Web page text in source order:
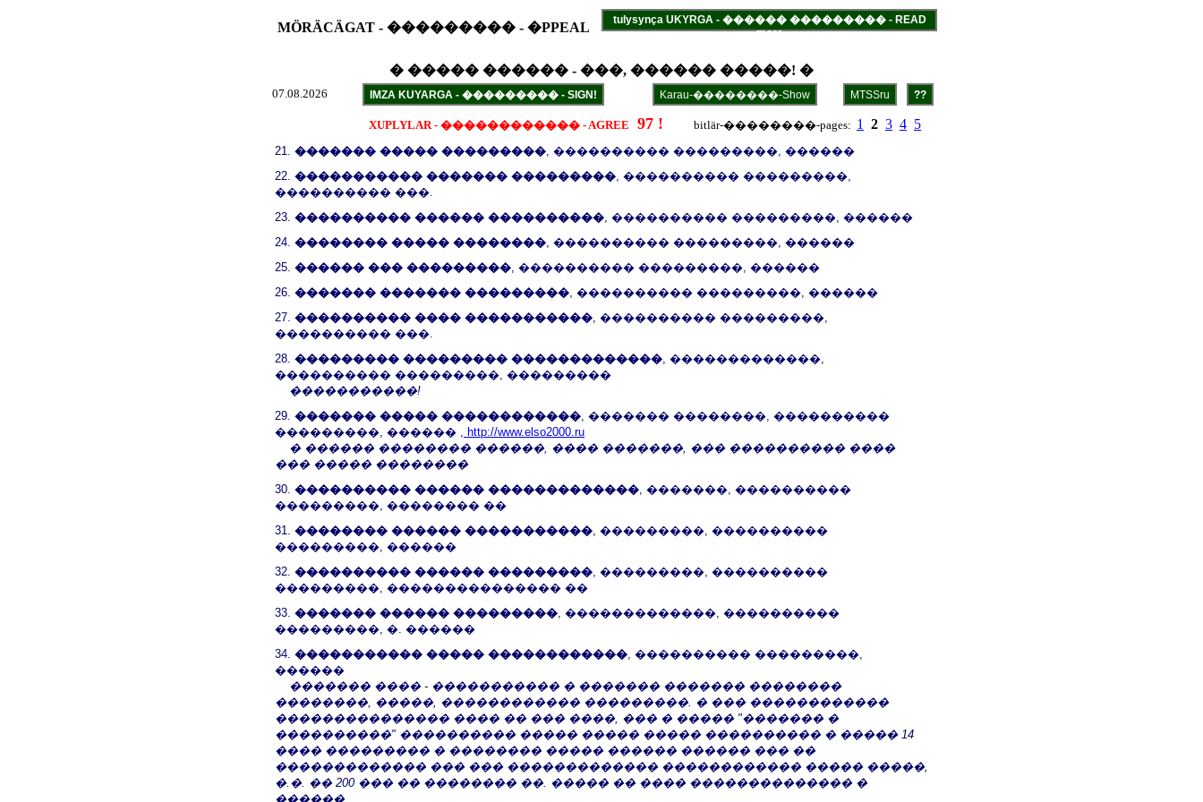
MÖRÄCÄGAT - ��������� - �PPEAL
tulysynça UKYRGA - ������ ��������� - READ
more
� ����� ������ - ���, ������ �����! �
07.08.2026
XUPLYLAR - ������������ - AGREE 97 ! bitlär-��������-pages: 1 2 3 4 5
21. ������� ����� ���������, ���������� ���������, ������
22. ����������� ������� ���������, ���������� ���������,
���������� ���.
23. ���������� ������ ����������, ���������� ���������, ������
24. �������� ����� ��������, ���������� ���������, ������
25. ������ ��� ���������, ���������� ���������, ������
26. ������� ������� ���������, ���������� ���������, ������
27. ���������� ���� �����������, ���������� ���������,
���������� ���.
28. ��������� ��������� �������������, �������������,
���������� ���������, ���������
�����������!
29. ������� ����� ������������, ������� ��������, ����������
���������, ������ , http://www.elso2000.ru
� ������ �������� ������, ���� �������, ��� ���������� ����
��� ����� ��������
30. ���������� ������ �������������, �������, ����������
���������, �������� ��
31. �������� ������ �����������, ���������, ����������
���������, ������
32. ���������� ������ ���������, ���������, ����������
���������, ��������������� ��
33. ������� ������ ���������, �������������, ����������
���������, �. ������
34. ����������� ����� ������������, ���������� ���������,
������
������� ���� - ����������� � ������� ������� ��������
��������, �����, ������������ ���������. � ��� ������������
��������������� ���� �� ��� ����, ��� � ����� "������� �
����������" ���������� ����� ����� ����� ���������� � ����� 14
���� ��������� � �������� ����� ������ ������ ��� ��
������������� ��� ��� ������������� ������������ ����� �����,
�.�. �� 200 ��� �� �������� ��. ����� �� ���� �������������� �
������.